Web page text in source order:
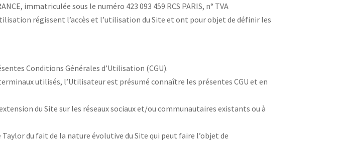
immatriculée sous le numéro 423 093 459 RCS PARIS, n° TVA
régissent l’accès et l’utilisation du Site et ont pour objet de définir les
Conditions Générales d’Utilisation (CGU).
utilisés, l’Utilisateur est présumé connaître les présentes CGU et en
du Site sur les réseaux sociaux et/ou communautaires existants ou à
du fait de la nature évolutive du Site qui peut faire l’objet de